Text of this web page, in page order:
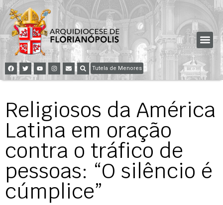
Tutela de Menores
Religiosos da América
Latina em oração
contra o tráfico de
pessoas: “O silêncio é
cúmplice”